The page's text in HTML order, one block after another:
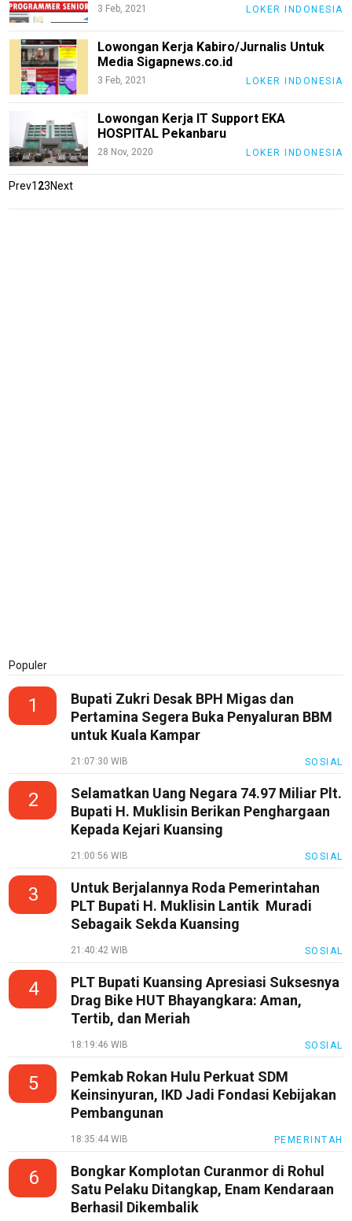
3 Feb, 2021 LOKER INDONESIA
Lowongan Kerja Kabiro/Jurnalis Untuk
Media Sigapnews.co.id
3 Feb, 2021 LOKER INDONESIA
Lowongan Kerja IT Support EKA
HOSPITAL Pekanbaru
28 Nov, 2020 LOKER INDONESIA
Prev1 23Next
Populer
1
Bupati Zukri Desak BPH Migas dan
Pertamina Segera Buka Penyaluran BBM
untuk Kuala Kampar
21:07:30 WIB SOSIAL
2
Selamatkan Uang Negara 74.97 Miliar Plt.
Bupati H. Muklisin Berikan Penghargaan
Kepada Kejari Kuansing
21:00:56 WIB SOSIAL
3
Untuk Berjalannya Roda Pemerintahan
PLT Bupati H. Muklisin Lantik Muradi
Sebagaik Sekda Kuansing
21:40:42 WIB SOSIAL
4
PLT Bupati Kuansing Apresiasi Suksesnya
Drag Bike HUT Bhayangkara: Aman,
Tertib, dan Meriah
18:19:46 WIB SOSIAL
5
Pemkab Rokan Hulu Perkuat SDM
Keinsinyuran, IKD Jadi Fondasi Kebijakan
Pembangunan
18:35:44 WIB PEMERINTAH
6
Bongkar Komplotan Curanmor di Rohul
Satu Pelaku Ditangkap, Enam Kendaraan
Berhasil Dikembalik
Entertain
Edukasi
InfoTerbaru
Sport
TeknoPedia
Blog
Sehat
PotensiRohil
LabuhanBatu
Nusapos
Kode
Etik
Disclaimer
Tentang
Media
Siber
All